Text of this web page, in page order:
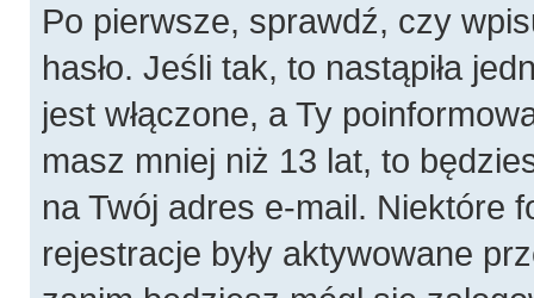
Po pierwsze, sprawdź, czy
hasło. Jeśli tak, to nastąpiła
jest włączone, a Ty
masz mniej niż 13 lat, to
na Twój adres e-mail. Niektóre
rejestracje były aktywowane